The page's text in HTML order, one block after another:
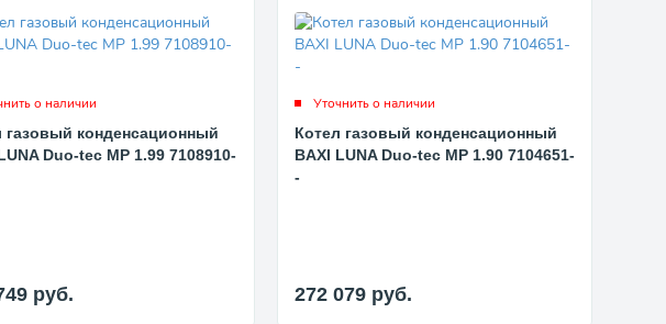
о наличии
газовый конденсационный
Duo-tec MP 1.99 7108910-
руб.
Уточнить о наличии
Котел газовый конденсационный
BAXI LUNA Duo-tec MP 1.90 7104651-
-
272 079 руб.